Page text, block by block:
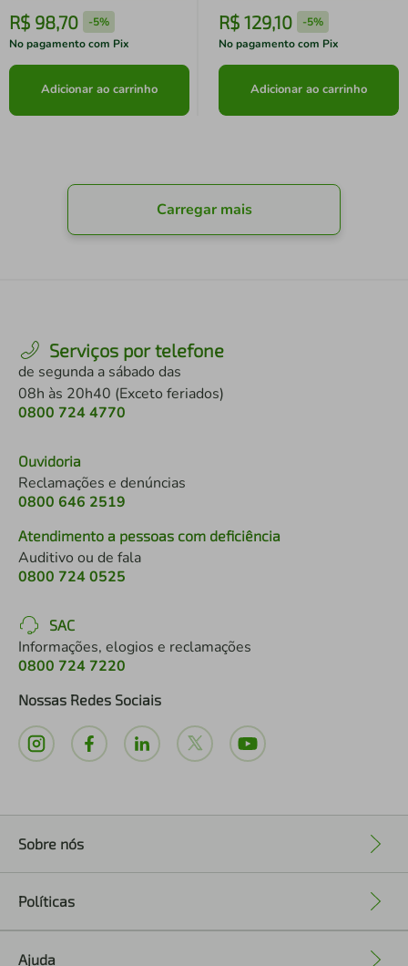
R$ 98,70 -5%
No pagamento com Pix
Adicionar ao carrinho
R$ 129,10 -5%
No pagamento com Pix
Adicionar ao carrinho
Carregar mais
Serviços por telefone
de segunda a sábado das
08h às 20h40 (Exceto feriados)
0800 724 4770
Ouvidoria
Reclamações e denúncias
0800 646 2519
Atendimento a pessoas com deficiência
Auditivo ou de fala
0800 724 0525
SAC
Informações, elogios e reclamações
0800 724 7220
Nossas Redes Sociais
Sobre nós
Políticas
Ajuda